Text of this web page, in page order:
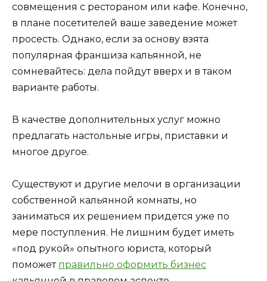
совмещения с рестораном или кафе. Конечно,
в плане посетителей ваше заведение может
просесть. Однако, если за основу взята
популярная франшиза кальянной, не
сомневайтесь: дела пойдут вверх и в таком
варианте работы.
В качестве дополнительных услуг можно
предлагать настольные игры, приставки и
многое другое.
Существуют и другие мелочи в организации
собственной кальянной комнаты, но
заниматься их решением придется уже по
мере поступления. Не лишним будет иметь
«под рукой» опытного юриста, который
поможет правильно оформить бизнес